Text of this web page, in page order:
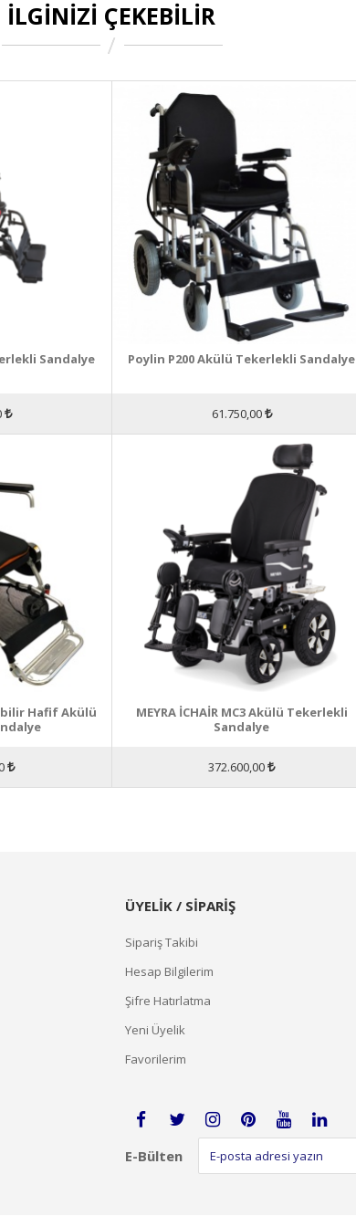
İLGINIZI ÇEKEBILIR
Sandalye Poylin P200 Akülü Tekerlekli Sandalye
61.750,00
Hafif Akülü
MEYRA İCHAİR MC3 Akülü Tekerlekli
Sandalye
372.600,00
ÜYELİK / SİPARİŞ
Sipariş Takibi
Hesap Bilgilerim
Şifre Hatırlatma
Yeni Üyelik
Favorilerim
E-Bülten